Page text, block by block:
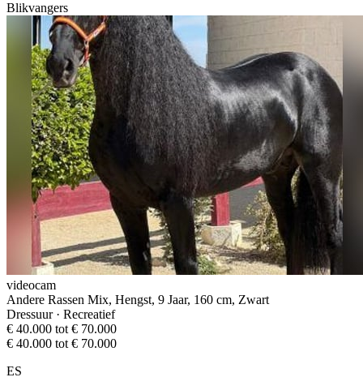
Blikvangers
videocam
Andere Rassen Mix, Hengst, 9 Jaar, 160 cm, Zwart
Dressuur · Recreatief
€ 40.000 tot € 70.000
€ 40.000 tot € 70.000
ES